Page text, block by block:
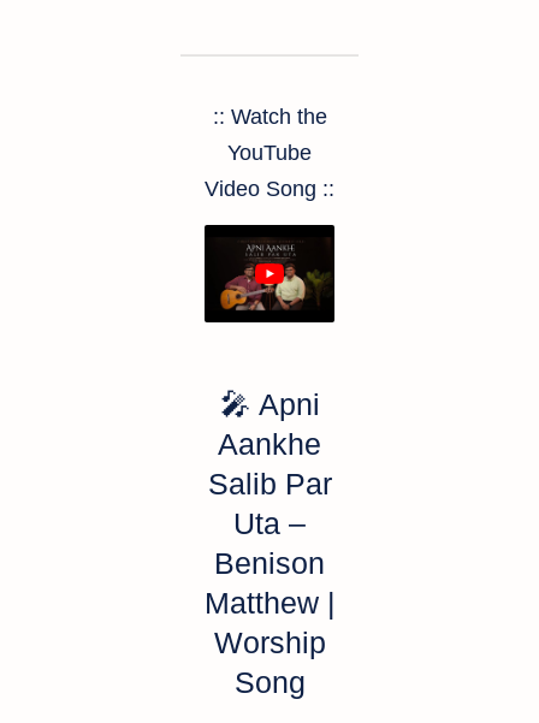
:: Watch the
YouTube
Video Song ::
🎤 Apni
Aankhe
Salib Par
Uta –
Benison
Matthew |
Worship
Song